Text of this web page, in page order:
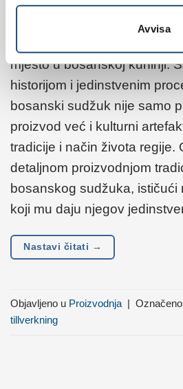
Avvisa
Sudžuk, ukusna i
mjesto u bosanskoj kuhinji.
historijom i jedinstvenim
bosanski sudžuk nije samo
proizvod već i kulturni
tradicije i način života regije.
detaljnom proizvodnjom
bosanskog sudžuka, ističući
koji mu daju njegov
Nastavi čitati →
Objavljeno u Proizvodnja |
tillverkning